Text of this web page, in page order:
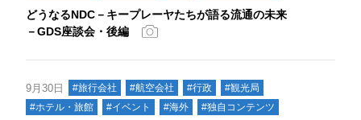
どうなるNDC－キープレーヤたちが語る流通の未来
－GDS座談会・後編
9月30日 #旅行会社 #航空会社 #行政
#観光局
#ホテル・旅館
#イベント #海外 #独自コンテンツ